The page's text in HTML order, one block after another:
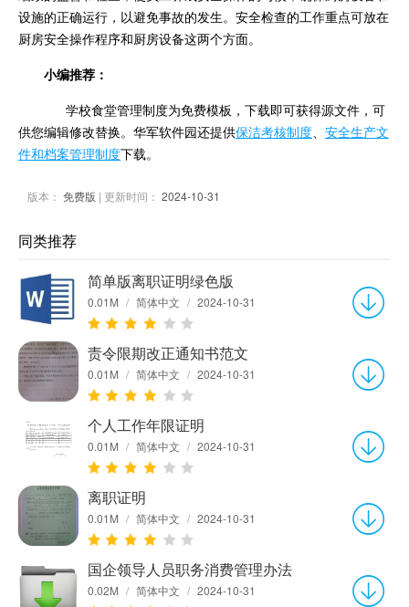
设施的正确运行，以避免事故的发生。安全检查的工作重点可放在
厨房安全操作程序和厨房设备这两个方面。
小编推荐：
学校食堂管理制度为免费模板，下载即可获得源文件，可
供您编辑修改替换。华军软件园还提供保洁考核制度、 安全生产文
件和档案管理制度下载。
版本： 免费版 | 更新时间： 2024-10-31
同类推荐
简单版离职证明绿色版
0.01M / 简体中文 / 2024-10-31
责令限期改正通知书范文
0.01M / 简体中文 / 2024-10-31
个人工作年限证明
0.01M / 简体中文 / 2024-10-31
离职证明
0.01M / 简体中文 / 2024-10-31
国企领导人员职务消费管理办法
0.02M / 简体中文 / 2024-10-31